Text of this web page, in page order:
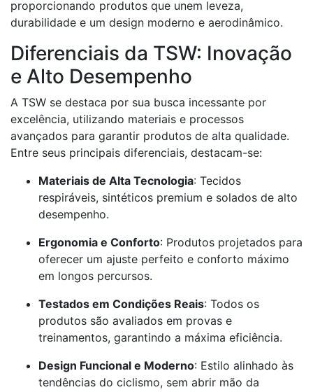
proporcionando produtos que unem leveza,
durabilidade e um design moderno e aerodinâmico.
Diferenciais da TSW: Inovação
e Alto Desempenho
A TSW se destaca por sua busca incessante por
excelência, utilizando materiais e processos
avançados para garantir produtos de alta qualidade.
Entre seus principais diferenciais, destacam-se:
Materiais de Alta Tecnologia: Tecidos
respiráveis, sintéticos premium e solados de alto
desempenho.
Ergonomia e Conforto: Produtos projetados para
oferecer um ajuste perfeito e conforto máximo
em longos percursos.
Testados em Condições Reais: Todos os
produtos são avaliados em provas e
treinamentos, garantindo a máxima eficiência.
Design Funcional e Moderno: Estilo alinhado às
tendências do ciclismo, sem abrir mão da